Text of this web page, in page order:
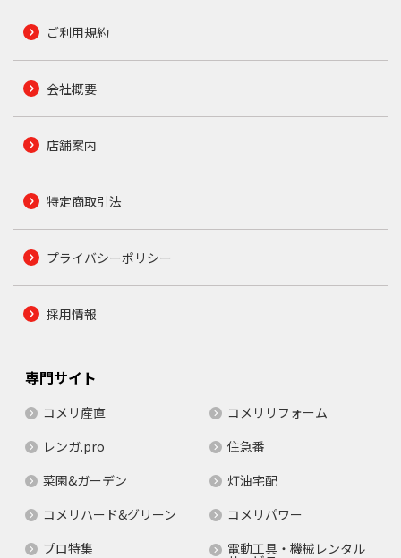
ご利用規約
会社概要
店舗案内
特定商取引法
プライバシーポリシー
採用情報
専門サイト
コメリ産直
コメリリフォーム
レンガ.pro
住急番
菜園&ガーデン
灯油宅配
コメリハード&グリーン
コメリパワー
プロ特集
電動工具・機械レンタル